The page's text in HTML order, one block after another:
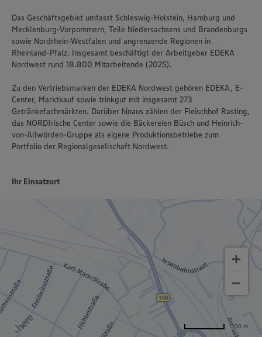
Das Geschäftsgebiet umfasst Schleswig-Holstein, Hamburg und
Mecklenburg-Vorpommern, Teile Niedersachsens und Brandenburgs
sowie Nordrhein-Westfalen und angrenzende Regionen in
Rheinland-Pfalz. Insgesamt beschäftigt der Arbeitgeber EDEKA
Nordwest rund 18.800 Mitarbeitende (2025).
Zu den Vertriebsmarken der EDEKA Nordwest gehören EDEKA, E-
Center, Marktkauf sowie trinkgut mit insgesamt 273
Getränkefachmärkten. Darüber hinaus zählen der Fleischhof Rasting,
das NORDfrische Center sowie die Bäckereien Büsch und Heinrich-
von-Allwörden-Gruppe als eigene Produktionsbetriebe zum
Portfolio der Regionalgesellschaft Nordwest.
Ihr Einsatzort
200 m